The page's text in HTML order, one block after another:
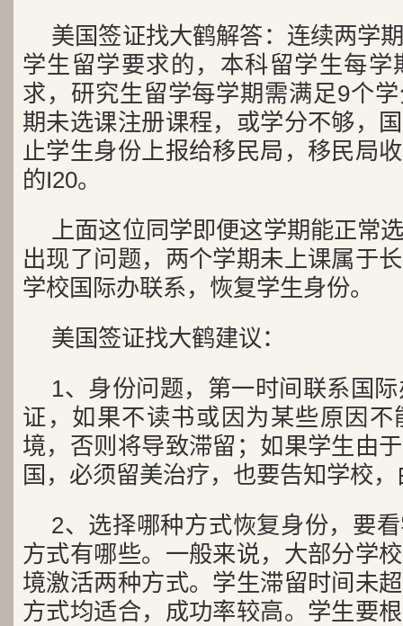
美国签证找大鹤解答：连续两学
学生留学要求的，本科留学生每学
求，研究生留学每学期需满足9个
期未选课注册课程，或学分不够，
止学生身份上报给移民局，移民局
的I20。
上面这位同学即便这学期能正常
出现了问题，两个学期未上课属于
学校国际办联系，恢复学生身份。
美国签证找大鹤建议：
1、身份问题，第一时间联系国
证，如果不读书或因为某些原因
境，否则将导致滞留；如果学生由
国，必须留美治疗，也要告知学校
2、选择哪种方式恢复身份，要
方式有哪些。一般来说，大部分学
境激活两种方式。学生滞留时间未
方式均适合，成功率较高。学生要